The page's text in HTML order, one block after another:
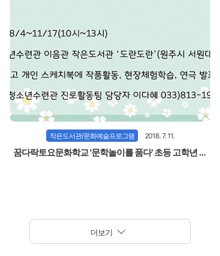
작은도서관/문화예술프로그램 2018. 7. 11.
꿈다락토요문화학교 '문학놀이를 품다' 초등 고학년 참
더보기